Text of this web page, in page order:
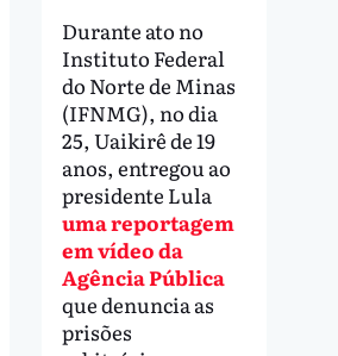
Durante ato no
Instituto Federal
do Norte de Minas
(IFNMG), no dia
25, Uaikirê de 19
anos, entregou ao
presidente Lula
uma reportagem
em vídeo da
Agência Pública
que denuncia as
prisões